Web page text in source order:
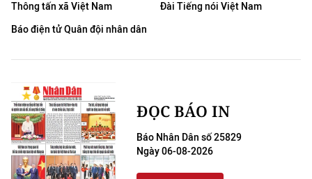
Thông tấn xã Việt Nam
Đài Tiếng nói Việt Nam
Báo điện tử Quân đội nhân dân
ĐỌC BÁO IN
Báo Nhân Dân số 25829
Ngày 06-08-2026